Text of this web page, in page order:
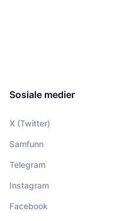
Sosiale medier
X (Twitter)
Samfunn
Telegram
Instagram
Facebook